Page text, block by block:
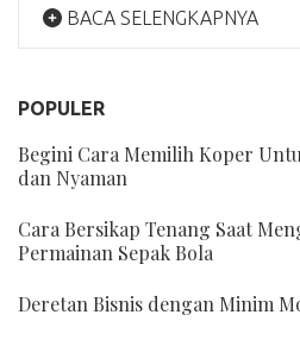
BACA SELENGKAPNYA
POPULER
Begini Cara Memilih Koper
dan Nyaman
Cara Bersikap Tenang Saat
Permainan Sepak Bola
Deretan Bisnis dengan Minim